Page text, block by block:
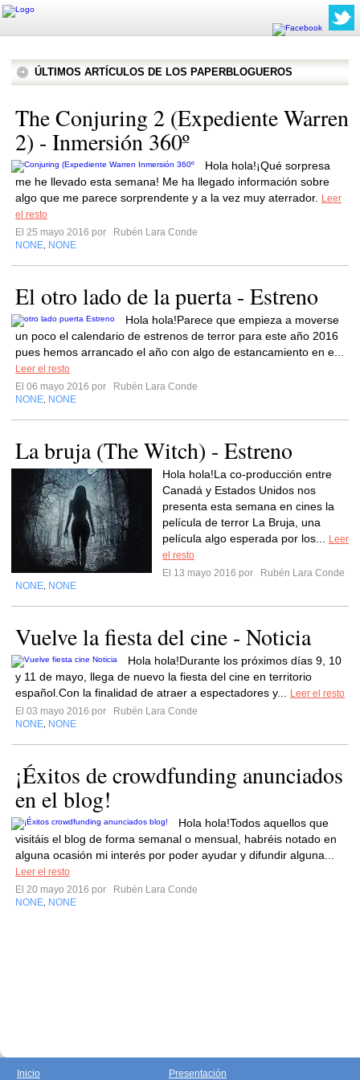
ÚLTIMOS ARTÍCULOS DE LOS PAPERBLOGUEROS
The Conjuring 2 (Expediente Warren
2) - Inmersión 360º
Hola hola!¡Qué sorpresa
me he llevado esta semana! Me ha llegado información sobre
algo que me parece sorprendente y a la vez muy aterrador.
Leer
el resto
El 25 mayo 2016 por
Rubén Lara Conde
NONE NONE
El otro lado de la puerta - Estreno
Hola hola!Parece que empieza a moverse
un poco el calendario de estrenos de terror para este año 2016
pues hemos arrancado el año con algo de estancamiento en e...
Leer el resto
El 06 mayo 2016 por
Rubén Lara Conde
NONE NONE
La bruja (The Witch) - Estreno
Hola hola!La co-producción entre
Canadá y Estados Unidos nos
presenta esta semana en cines la
película de terror La Bruja, una
película algo esperada por los...
Leer
el resto
El 13 mayo 2016 por
Rubén Lara Conde
NONE NONE
Vuelve la fiesta del cine - Noticia
Hola hola!Durante los próximos días 9, 10
y 11 de mayo, llega de nuevo la fiesta del cine en territorio
español.Con la finalidad de atraer a espectadores y...
Leer el resto
El 03 mayo 2016 por
Rubén Lara Conde
NONE NONE
¡Éxitos de crowdfunding anunciados
en el blog!
Hola hola!Todos aquellos que
visitáis el blog de forma semanal o mensual, habréis notado en
alguna ocasión mi interés por poder ayudar y difundir alguna...
Leer el resto
El 20 mayo 2016 por
Rubén Lara Conde
NONE NONE
Inicio Presentación